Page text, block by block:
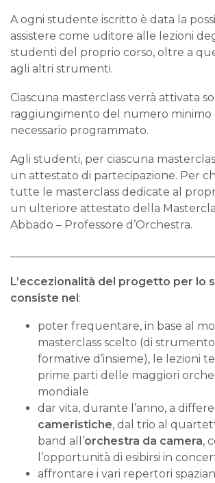
A ogni studente iscritto è data la
assistere come uditore alle lezioni
studenti del proprio corso, oltre a
agli altri strumenti.
Ciascuna masterclass verrà attivata
raggiungimento del numero minimo
necessario programmato.
Agli studenti, per ciascuna
un attestato di partecipazione. Per
tutte le masterclass dedicate al
un ulteriore attestato della
Abbado – Professore d’Orchestra.
L’eccezionalità del progetto per lo
consiste nel:
poter frequentare, in base al
masterclass scelto (di
formative d’insieme), le lezioni
prime parti delle maggiori
mondiale
dar vita, durante l’anno, a
cameristiche, dal trio al
band all’orchestra da camera,
l’opportunità di esibirsi in
affrontare i vari repertori